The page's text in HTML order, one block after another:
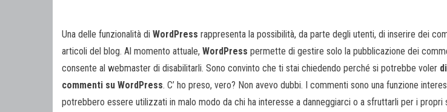
Una delle funzionalità di WordPress rappresenta la possibilità, da parte degli utenti, di inserire dei
articoli del blog. Al momento attuale, WordPress permette di gestire solo la pubblicazione dei
consente al webmaster di disabilitarli. Sono convinto che ti stai chiedendo perché si potrebbe voler
commenti su WordPress. C’ ho preso, vero? Non avevo dubbi. I commenti sono una funzione
potrebbero essere utilizzati in malo modo da chi ha interesse a danneggiarci o a sfruttarli per i propri